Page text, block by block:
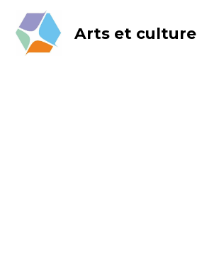
content
Arts et culture